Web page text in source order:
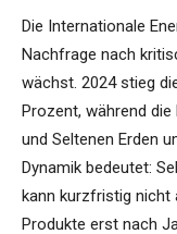
Die Internationale
Nachfrage nach
wächst. 2024 stieg
Prozent, während
und Seltenen Erden
Dynamik bedeutet:
kann kurzfristig nicht
Produkte erst nach